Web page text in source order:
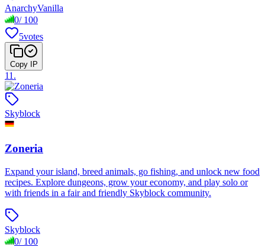
AnarchyVanilla
0/ 100
5votes
Copy IP
11 .
Skyblock
Zoneria
Expand your island, breed animals, go fishing, and unlock new food
recipes. Explore dungeons, grow your economy, and play solo or
with friends in a fair and friendly Skyblock community.
Skyblock
0/ 100